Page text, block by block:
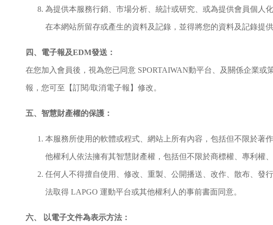
為提供本服務行銷、市場分析、統計或研究、或為提供會員個人
在本網站所留存或產生的資料及記錄，並得將您的資料及記錄提
四、電子報及EDM發送：
在您加入會員後，視為您已同意 SPORTAIWAN動平台、及關係企業
報，您可至【訂閱/取消電子報】修改。
五、智慧財產權的保護：
本服務所使用的軟體或程式、網站上所有內容，包括但不限於著
他權利人依法擁有其智慧財產權，包括但不限於商標權、專利權
任何人不得擅自使用、修改、重製、公開播送、改作、散布、發
法取得 LAPGO 運動平台或其他權利人的事前書面同意。
六、 以電子文件為表示方法：